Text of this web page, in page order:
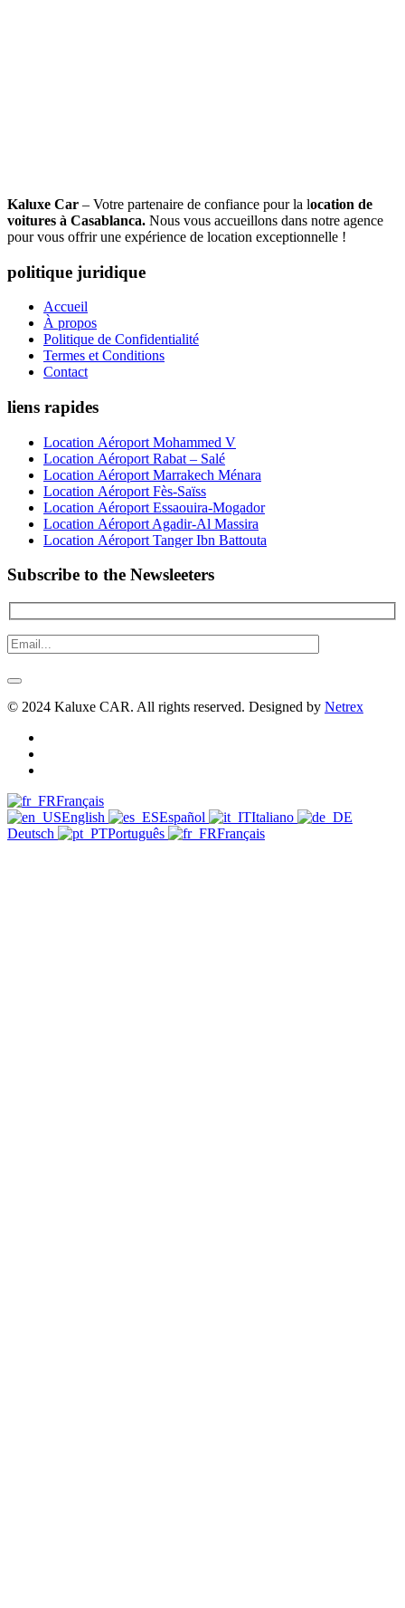
Kaluxe Car – Votre partenaire de confiance pour la location de
voitures à Casablanca. Nous vous accueillons dans notre agence
pour vous offrir une expérience de location exceptionnelle !
politique juridique
Accueil
À propos
Politique de Confidentialité
Termes et Conditions
Contact
liens rapides
Location Aéroport Mohammed V
Location Aéroport Rabat – Salé
Location Aéroport Marrakech Ménara
Location Aéroport Fès-Saïss
Location Aéroport Essaouira-Mogador
Location Aéroport Agadir-Al Massira
Location Aéroport Tanger Ibn Battouta
Subscribe to the Newsleeters
© 2024 Kaluxe CAR. All rights reserved. Designed by Netrex
Français
English
Español
Italiano
Deutsch
Português Français